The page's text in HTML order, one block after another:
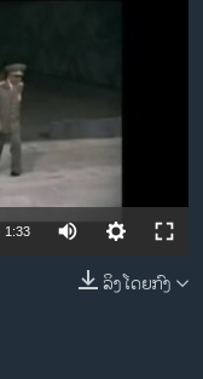
available
1:33
ລິງໂດຍກົງ